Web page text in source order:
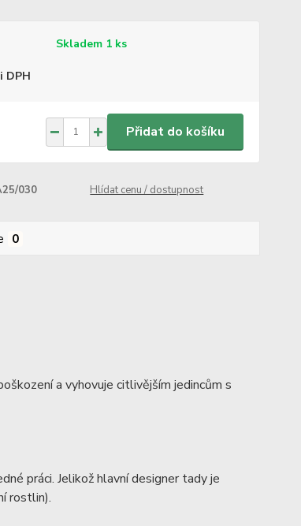
Skladem 1 ks
DPH
Přidat do košíku
030 Hlídat cenu / dostupnost
0
a vyhovuje citlivějším jedincům s
práci. Jelikož hlavní designer tady je
rostlin).